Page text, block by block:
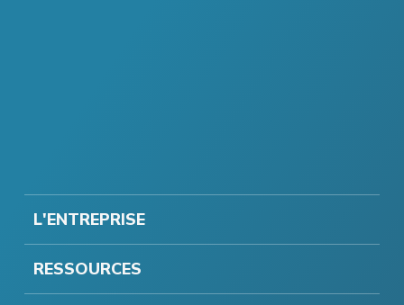
L'ENTREPRISE
RESSOURCES